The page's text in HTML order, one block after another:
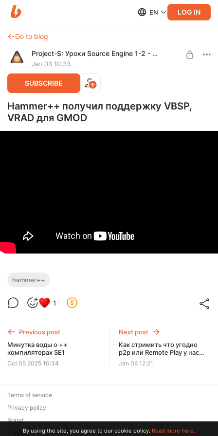
EN LOG IN
Go to blog
Project-S: Уроки Source Engine 1-2 - Tutorials
Jan 03 10:33
SUBSCRIBE
Hammer++ получил поддержку VBSP,
VRAD для GMOD
hammer++
1
Previous post
Минутка воды о ++
компиляторах SE1
Oct 05 2025 10:34
Next post
Как стримить что угодно
p2p или Remote Play у нас
дома.
Jan 06 12:21
Terms of service
Privacy policy
Brand
SupportBy using the site, you agree to our cookie policy. Read more here.